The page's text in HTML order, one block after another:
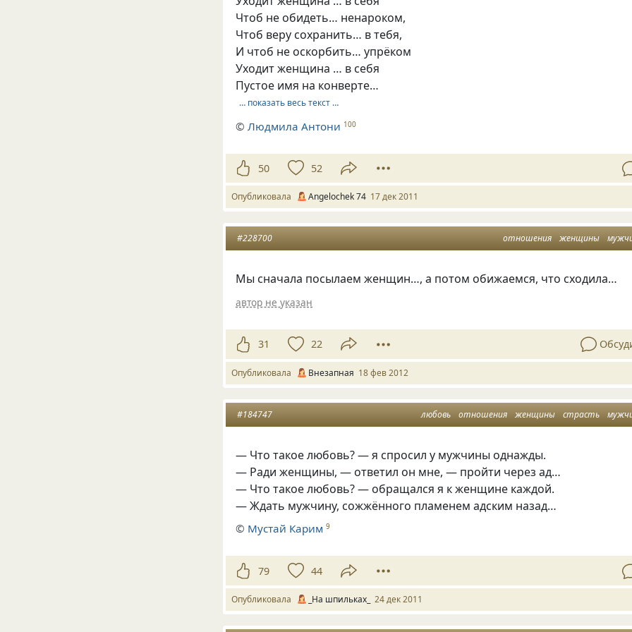
Чтоб не обидеть… ненароком,
Чтоб веру сохранить… в тебя,
И чтоб не оскорбить… упрёком
Уходит женщина … в себя
Пустое имя на конверте…
… показать весь текст …
©Людмила Антони 100
50 52
Опубликовала Angelochek 74 17 дек 2011
отношения женщины
#228700
Мы сначала посылаем женщин…, а потом обижаемся, что сходила…
автор не указан
31 22
Опубликовала Внезапная 18 фев 2012
любовь отношения женщины страсть
#184747
— Что такое любовь? — я спросил у мужчины однажды.
— Ради женщины, — ответил он мне, — пройти через ад…
— Что такое любовь? — обращался я к женщине каждой.
— Ждать мужчину, сожжённого пламенем адским назад…
© Мустай Карим 9
79 44
Опубликовала _На шпильках_ 24 дек 2011